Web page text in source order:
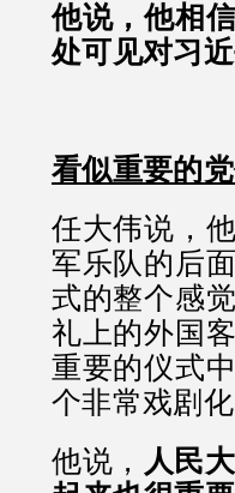
他说，他相
处可见对习
看似重要的
任大伟说，
军乐队的后
式的整个感
礼上的外国
重要的仪式
个非常戏剧化
他说， 人民